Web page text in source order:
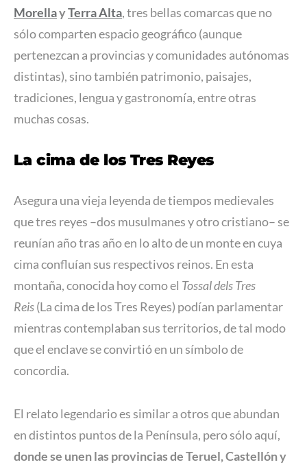
MorellayTerra Alta, tres bellas comarcas que no
sólo comparten espacio geográfico (aunque
pertenezcan a provincias y comunidades autónomas
distintas), sino también patrimonio, paisajes,
tradiciones, lengua y gastronomía, entre otras
muchas cosas.
La cima de los Tres Reyes
Asegura una vieja leyenda de tiempos medievales
que tres reyes –dos musulmanes y otro cristiano– se
reunían año tras año en lo alto de un monte en cuya
cima confluían sus respectivos reinos. En esta
montaña, conocida hoy como el Tossal dels Tres
Reis(La cima de los Tres Reyes) podían parlamentar
mientras contemplaban sus territorios, de tal modo
que el enclave se convirtió en un símbolo de
concordia.
El relato legendario es similar a otros que abundan
en distintos puntos de la Península, pero sólo aquí,
donde se unen las provincias de Teruel, Castellón y